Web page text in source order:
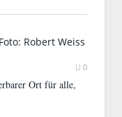
0
Ort für alle,